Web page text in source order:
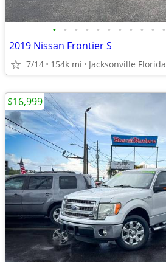
• • • • • • • • • • •
2019 Nissan Frontier S
7/14 154k mi Jacksonville Florida
$16,999